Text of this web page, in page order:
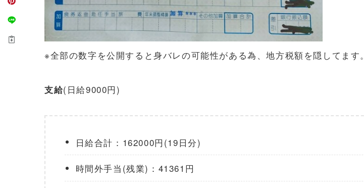
※全部の数字を公開すると身バレの可能性がある為、地方税額を隠してます。
支給(日給9000円)
日給合計：162000円(19日分)
時間外手当(残業)：41361円